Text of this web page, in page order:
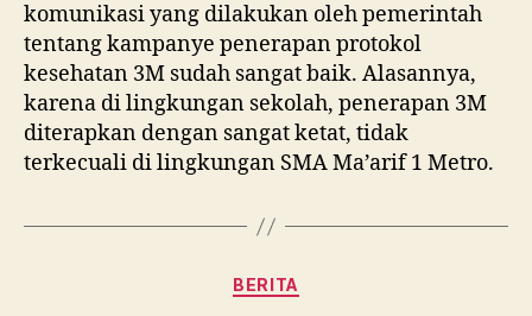
komunikasi yang dilakukan oleh pemerintah
tentang kampanye penerapan protokol
kesehatan 3M sudah sangat baik. Alasannya,
karena di lingkungan sekolah, penerapan 3M
diterapkan dengan sangat ketat, tidak
terkecuali di lingkungan SMA Ma’arif 1 Metro.
Kategori
BERITA